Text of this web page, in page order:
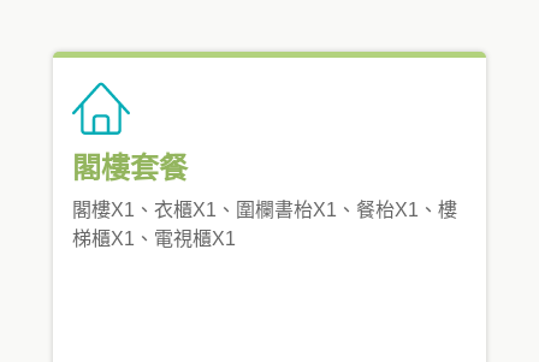
閣樓套餐
閣樓X1、衣櫃X1、圍欄書枱X1、餐枱X1、樓
梯櫃X1、電視櫃X1